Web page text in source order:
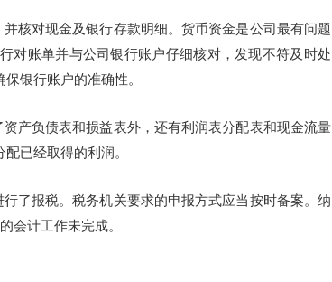
核对现金及银行存款明细。货币资金是公司最有问题
对账单并与公司银行账户仔细核对，发现不符及时处
银行账户的准确性。
产负债表和损益表外，还有利润表分配表和现金流量
已经取得的利润。
了报税。税务机关要求的申报方式应当按时备案。纳
会计工作未完成。